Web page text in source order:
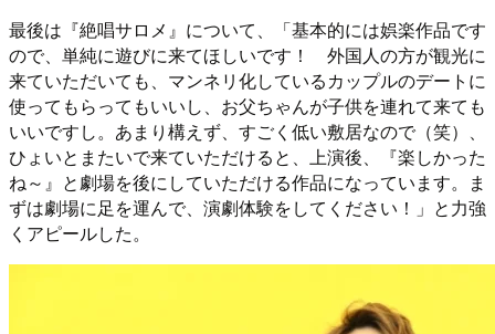
最後は『絶唱サロメ』について、「基本的には娯楽作品です
ので、単純に遊びに来てほしいです！ 外国人の方が観光に
来ていただいても、マンネリ化しているカップルのデートに
使ってもらってもいいし、お父ちゃんが子供を連れて来ても
いいですし。あまり構えず、すごく低い敷居なので（笑）、
ひょいとまたいで来ていただけると、上演後、『楽しかった
ね～』と劇場を後にしていただける作品になっています。ま
ずは劇場に足を運んで、演劇体験をしてください！」と力強
くアピールした。